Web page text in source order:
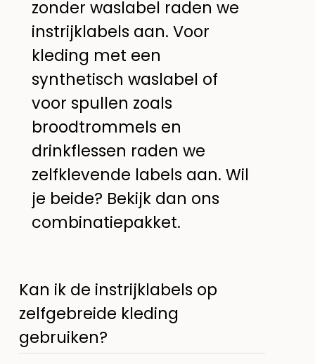
zonder waslabel raden we
instrijklabels aan. Voor
kleding met een
synthetisch waslabel of
voor spullen zoals
broodtrommels en
drinkflessen raden we
zelfklevende labels aan. Wil
je beide? Bekijk dan ons
combinatiepakket.
Kan ik de instrijklabels op
zelfgebreide kleding
gebruiken?